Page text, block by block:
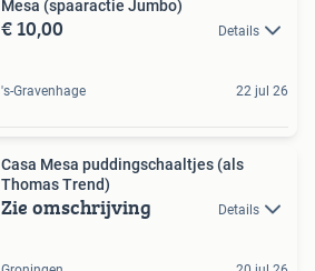
Mesa (spaaractie Jumbo)
€ 10,00 Details
's-Gravenhage 22 jul 26
Casa Mesa puddingschaaltjes (als
Thomas Trend)
Zie omschrijving Details